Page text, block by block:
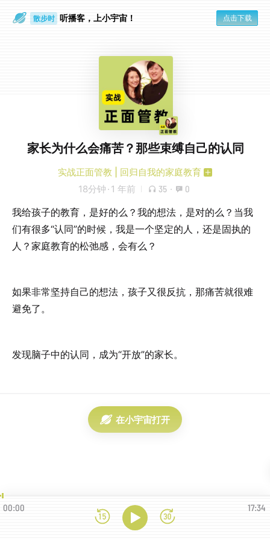
散步时 听播客，上小宇宙！ 点击下载
家长为什么会痛苦？那些束缚自己的认同
实战正面管教 | 回归自我的家庭教育
18分钟 · 1 年前 35 · 0
我给孩子的教育，是好的么？我的想法，是对的么？当我
们有很多“认同”的时候，我是一个坚定的人，还是固执的
人？家庭教育的松弛感，会有么？
如果非常坚持自己的想法，孩子又很反抗，那痛苦就很难
避免了。
发现脑子中的认同，成为“开放”的家长。
在小宇宙打开
00:00 17:34